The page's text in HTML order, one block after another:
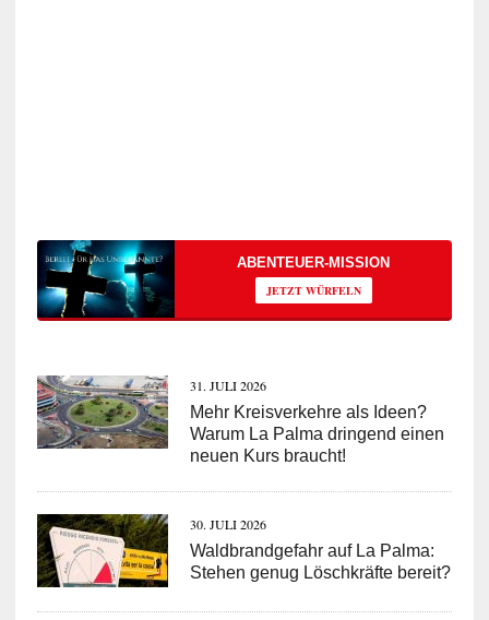
ABENTEUER-MISSION
JETZT WÜRFELN
31. JULI 2026
Mehr Kreisverkehre als Ideen?
Warum La Palma dringend einen
neuen Kurs braucht!
30. JULI 2026
Waldbrandgefahr auf La Palma:
Stehen genug Löschkräfte bereit?